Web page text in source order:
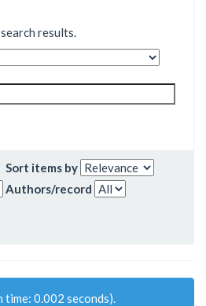
results.
Sort items by
Authors/record
time: 0.002 seconds).